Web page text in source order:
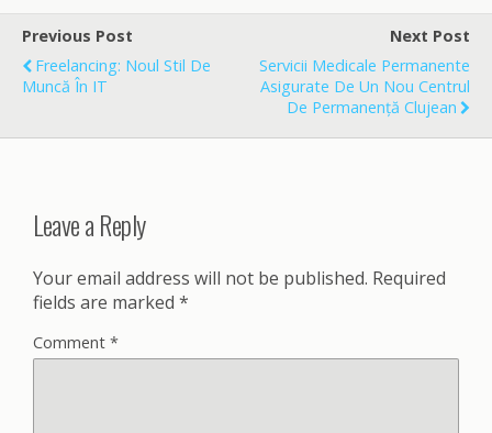
b
o
o
k
l
e
Previous Post
Freelancing: Noul Stil De
Muncă În IT
Next Post
Servicii Medicale Permanente
Asigurate De Un Nou Centrul
De Permanență Clujean
Leave a Reply
Your email address will not be published. Required
fields are marked *
Comment *